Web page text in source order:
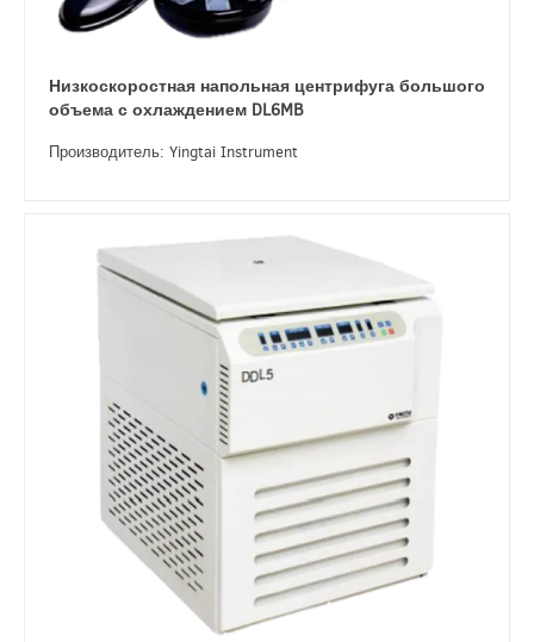
Низкоскоростная напольная центрифуга большого
объема с охлаждением DL6MB
Производитель: Yingtai Instrument